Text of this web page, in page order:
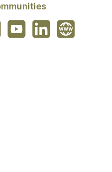
YouTubeLinkedInWebsite